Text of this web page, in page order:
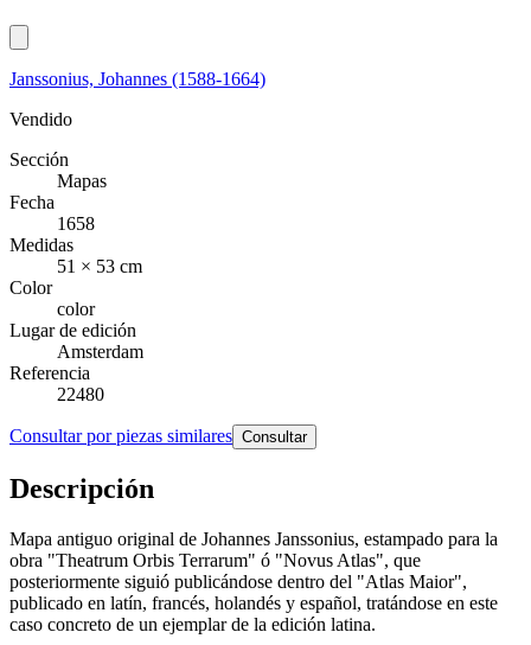
Janssonius, Johannes (1588-1664)
Vendido
Sección
Mapas
Fecha
1658
Medidas
51 × 53 cm
Color
color
Lugar de edición
Amsterdam
Referencia
22480
Consultar por piezas similares Consultar
Descripción
Mapa antiguo original de Johannes Janssonius, estampado para la
obra "Theatrum Orbis Terrarum" ó "Novus Atlas", que
posteriormente siguió publicándose dentro del "Atlas Maior",
publicado en latín, francés, holandés y español, tratándose en este
caso concreto de un ejemplar de la edición latina.